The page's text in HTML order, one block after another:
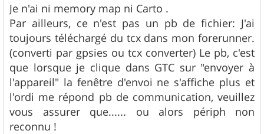
s
s
a
g
e
Je n'ai ni memory map ni Carto .
Par ailleurs, ce n'est pas un pb de fichier: J'ai
toujours téléchargé du tcx dans mon forerunner.
(converti par gpsies ou tcx converter) Le pb, c'est
que lorsque je clique dans GTC sur "envoyer à
l'appareil" la fenêtre d'envoi ne s'affiche plus et
l'ordi me répond pb de communication, veuillez
vous assurer que...... ou alors périph non
reconnu !